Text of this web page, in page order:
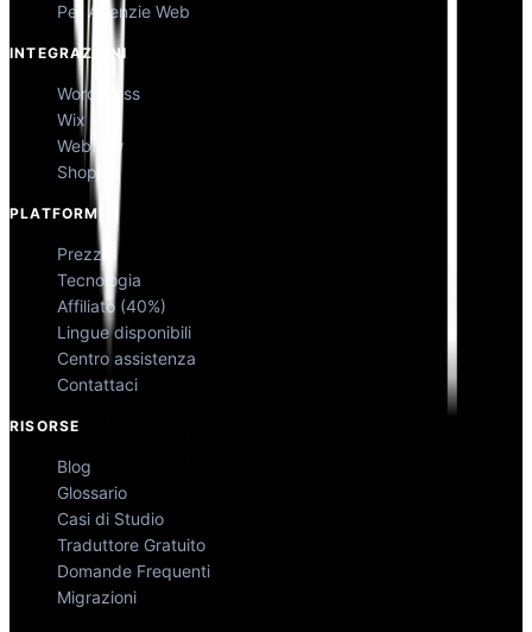
Per Agenzie Web
INTEGRAZIONI
WordPress
Wix
Webflow
Shopify
PLATFORM
Prezzi
Tecnologia
Affiliato (40%)
Lingue disponibili
Centro assistenza
Contattaci
RISORSE
Blog
Glossario
Casi di Studio
Traduttore Gratuito
Domande Frequenti
Migrazioni